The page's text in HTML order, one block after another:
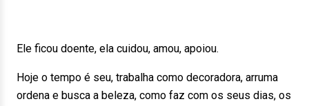
Ele ficou doente, ela cuidou, amou, apoiou.
Hoje o tempo é seu, trabalha como decoradora, arruma
ordena e busca a beleza, como faz com os seus dias, os